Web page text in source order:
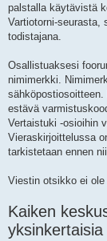
palstalla käytävistä
Vartiotorni-seurasta,
todistajana.
Osallistuaksesi
nimimerkki.
estävä
Vertaistuki -osioihin
Vieraskirjoittelussa
tarkistetaan ennen
Viestin otsikko ei
Kaiken
yksinkertaisia